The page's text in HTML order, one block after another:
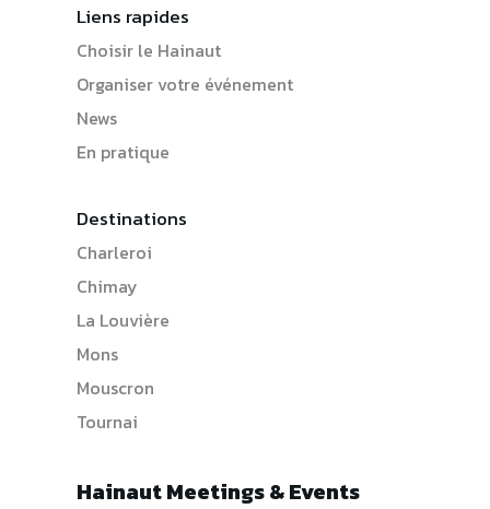
Liens rapides
Choisir le Hainaut
Organiser votre événement
News
En pratique
Destinations
Charleroi
Chimay
La Louvière
Mons
Mouscron
Tournai
Hainaut Meetings & Events